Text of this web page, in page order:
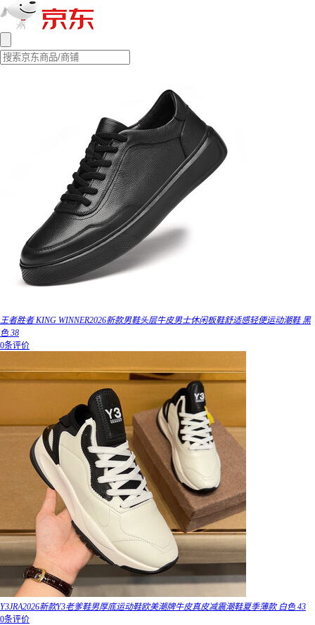
王者胜者 KING WINNER2026新款男鞋头层牛皮男士休闲板鞋舒适感轻便运动潮鞋 黑
色 38
0条评价
Y3JRA2026新款Y3老爹鞋男厚底运动鞋欧美潮牌牛皮真皮减震潮鞋夏季薄款 白色 43
0条评价